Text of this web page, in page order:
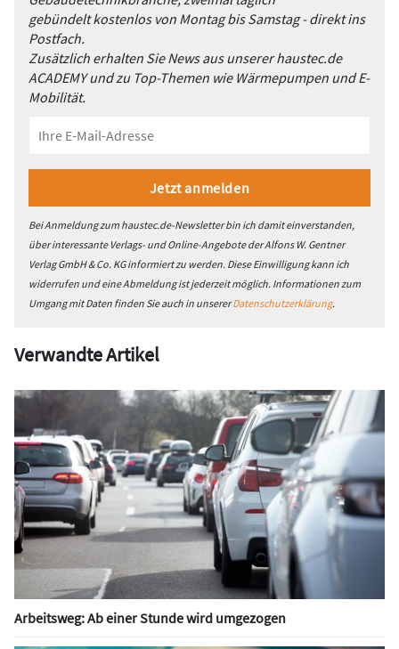
gebündelt kostenlos von Montag bis Samstag - direkt ins
Postfach.
Zusätzlich erhalten Sie News aus unserer haustec.de
ACADEMY und zu Top-Themen wie Wärmepumpen und E-
Mobilität.
Bei Anmeldung zum haustec.de-Newsletter bin ich damit einverstanden,
über interessante Verlags- und Online-Angebote der Alfons W. Gentner
Verlag GmbH & Co. KG informiert zu werden. Diese Einwilligung kann ich
widerrufen und eine Abmeldung ist jederzeit möglich. Informationen zum
Umgang mit Daten finden Sie auch in unsererDatenschutzerklärung.
Verwandte Artikel
Arbeitsweg: Ab einer Stunde wird umgezogen